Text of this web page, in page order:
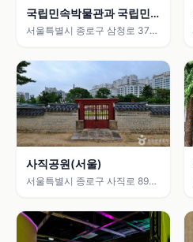
국립민속박물관과 국립민
속박물관 어린이박물관
서울특별시 종로구 삼청로 37
사직공원(서울)
서울특별시 종로구 사직로 89